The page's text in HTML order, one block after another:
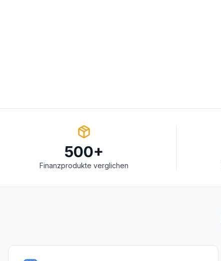
500+
Finanzprodukte verglichen